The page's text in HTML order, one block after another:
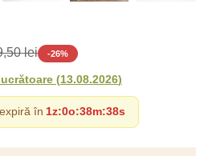
lei -26%
(13.08.2026)
în 1z:0o:38m:37s